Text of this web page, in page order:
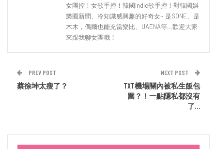
女團控！女歌手控！韓國Indie歌手控！對韓國娛
樂圈新聞、冷知識感興趣的好奇女~ 是SONE、是
木木，偶爾也能充當樂比、UAENA等…歡迎大家
來跟我聊女團哦！
PREV POST
蔡徐坤太瘦了？
NEXT POST
TXT機場關內被私生飯包
圍？！一點隱私都沒有
了…